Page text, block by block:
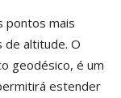
pontos mais
de altitude. O
geodésico, é um
estender